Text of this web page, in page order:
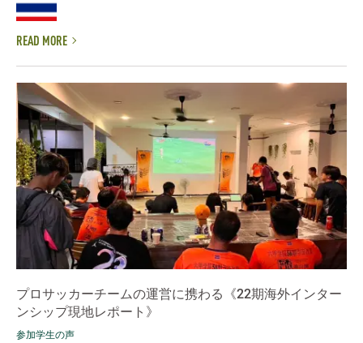
READ MORE
プロサッカーチームの運営に携わる《22期海外インター
ンシップ現地レポート》
参加学生の声